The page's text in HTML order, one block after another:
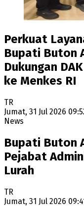
Perkuat
Bupati Buton
Dukungan
ke Menkes RI
TR
Jumat, 31 Jul 2026
News
Bupati Buton
Pejabat
Lurah
TR
Jumat, 31 Jul 2026